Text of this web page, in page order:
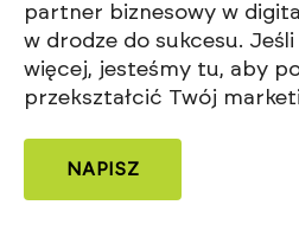
partner biznesowy w
w drodze do sukcesu.
więcej, jesteśmy tu, aby
przekształcić Twój
NAPISZ